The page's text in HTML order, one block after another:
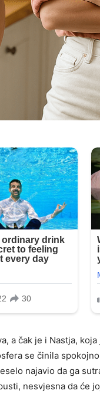
a čak je i Nastja,
se činila
najavio da ga
nesvjesna da će